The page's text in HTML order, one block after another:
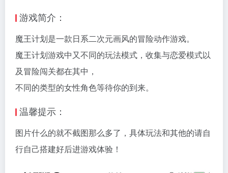
游戏简介：
魔王计划是一款日系二次元画风的冒险动作游戏。
魔王计划游戏中又不同的玩法模式，收集与恋爱模式以
及冒险闯关都在其中，
不同的类型的女性角色等待你的到来。
温馨提示：
图片什么的就不截图那么多了，具体玩法和其他的请自
行自己搭建好后进游戏体验！